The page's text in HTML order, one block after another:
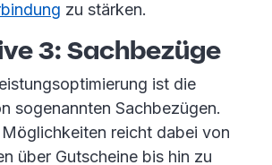
zu stärken.
3: Sachbezüge
ist die
sogenannten Sachbezügen.
reicht dabei von
über Gutscheine bis hin zu